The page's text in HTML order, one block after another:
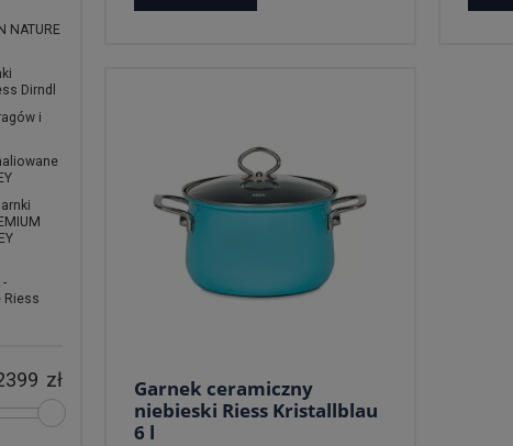
Garnek ceramiczny
niebieski Riess Kristallblau
6 l
NATURE
Dirndl
i
-
Riess
zł